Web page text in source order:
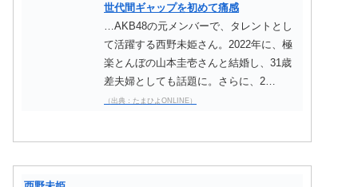
世代間ギャップを初めて痛感
…AKB48の元メンバーで、タレントとし
て活躍する西野未姫さん。2022年に、極
楽とんぼの山本圭壱さんと結婚し、31歳
差夫婦としても話題に。さらに、2…
（出典：たまひよONLINE）